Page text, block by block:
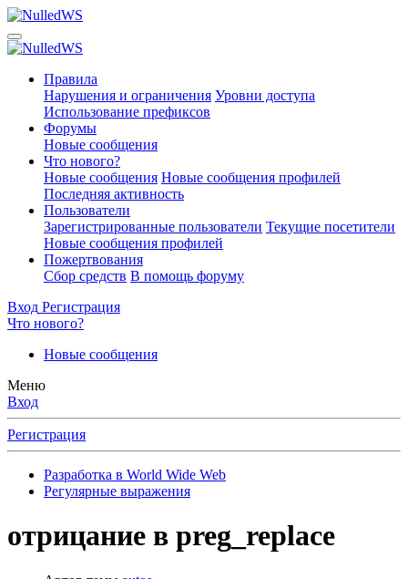
Правила
Нарушения и ограничения Уровни доступа
Использование префиксов
Форумы
Новые сообщения
Что нового?
Новые сообщения Новые сообщения профилей
Последняя активность
Пользователи
Зарегистрированные пользователи Текущие посетители
Новые сообщения профилей
Пожертвования
Сбор средств В помощь форуму
Вход Регистрация
Что нового?
Новые сообщения
Меню
Вход
Регистрация
Разработка в World Wide Web
Регулярные выражения
отрицание в preg_replace